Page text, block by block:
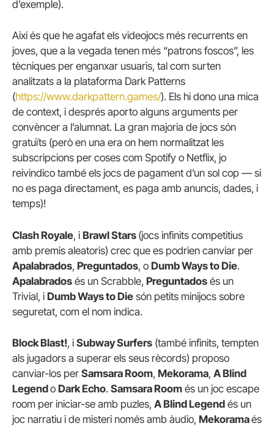
d’exemple).
Així és que he agafat els videojocs més recurrents en
joves, que a la vegada tenen més “patrons foscos”, les
tècniques per enganxar usuaris, tal com surten
analitzats a la plataforma Dark Patterns
(https://www.darkpattern.games/). Els hi dono una mica
de context, i després aporto alguns arguments per
convèncer a l’alumnat. La gran majoria de jocs són
gratuïts (però en una era on hem normalitzat les
subscripcions per coses com Spotify o Netflix, jo
reivindico també els jocs de pagament d’un sol cop — si
no es paga directament, es paga amb anuncis, dades, i
temps)!
Clash Royale, i Brawl Stars (jocs infinits competitius
amb premis aleatoris) crec que es podrien canviar per
Apalabrados, Preguntados, o Dumb Ways to Die.
Apalabrados és un Scrabble, Preguntados és un
Trivial, i Dumb Ways to Die són petits minijocs sobre
seguretat, com el nom indica.
Block Blast!, i Subway Surfers (també infinits, tempten
als jugadors a superar els seus rècords) proposo
canviar-los per Samsara Room, Mekorama, A Blind
Legendo Dark Echo. Samsara Room és un joc escape
room per iniciar-se amb puzles, A Blind Legend és un
joc narratiu i de misteri només amb àudio, Mekoramaés